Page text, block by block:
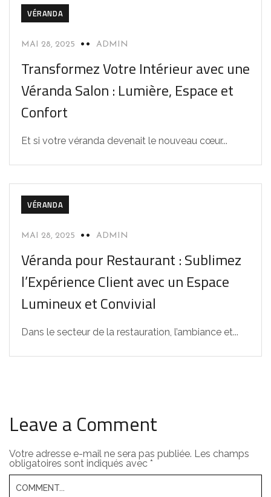
VÉRANDA
MAI 28, 2025 ADMIN
Transformez Votre Intérieur avec une
Véranda Salon : Lumière, Espace et
Confort
Et si votre véranda devenait le nouveau cœur...
VÉRANDA
MAI 28, 2025 ADMIN
Véranda pour Restaurant : Sublimez
l’Expérience Client avec un Espace
Lumineux et Convivial
Dans le secteur de la restauration, l’ambiance et...
Leave a Comment
Votre adresse e-mail ne sera pas publiée. Les champs
obligatoires sont indiqués avec *